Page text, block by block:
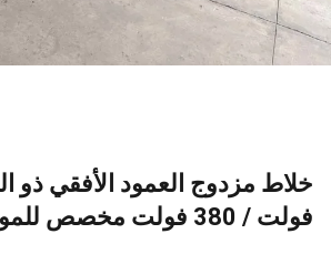
فولت / 380 فولت مخصص للمواد الخام